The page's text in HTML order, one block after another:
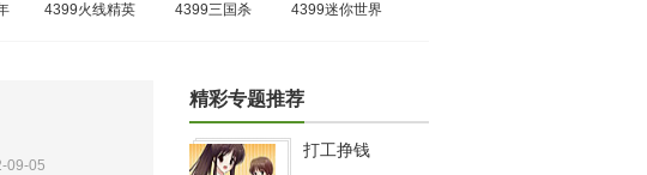
4399火线精英 4399三国杀 4399迷你世界
09-05
精彩专题推荐
打工挣钱